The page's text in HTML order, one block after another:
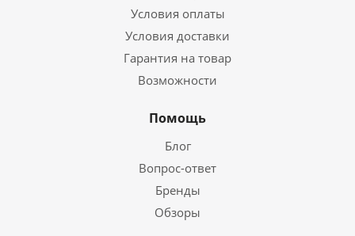
Условия оплаты
Условия доставки
Гарантия на товар
Возможности
Помощь
Блог
Вопрос-ответ
Бренды
Обзоры